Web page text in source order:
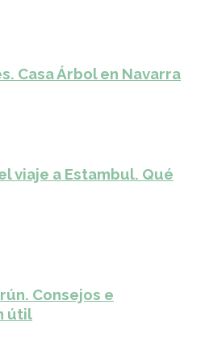
Casa Árbol en Navarra
viaje a Estambul. Qué
Consejos e
útil